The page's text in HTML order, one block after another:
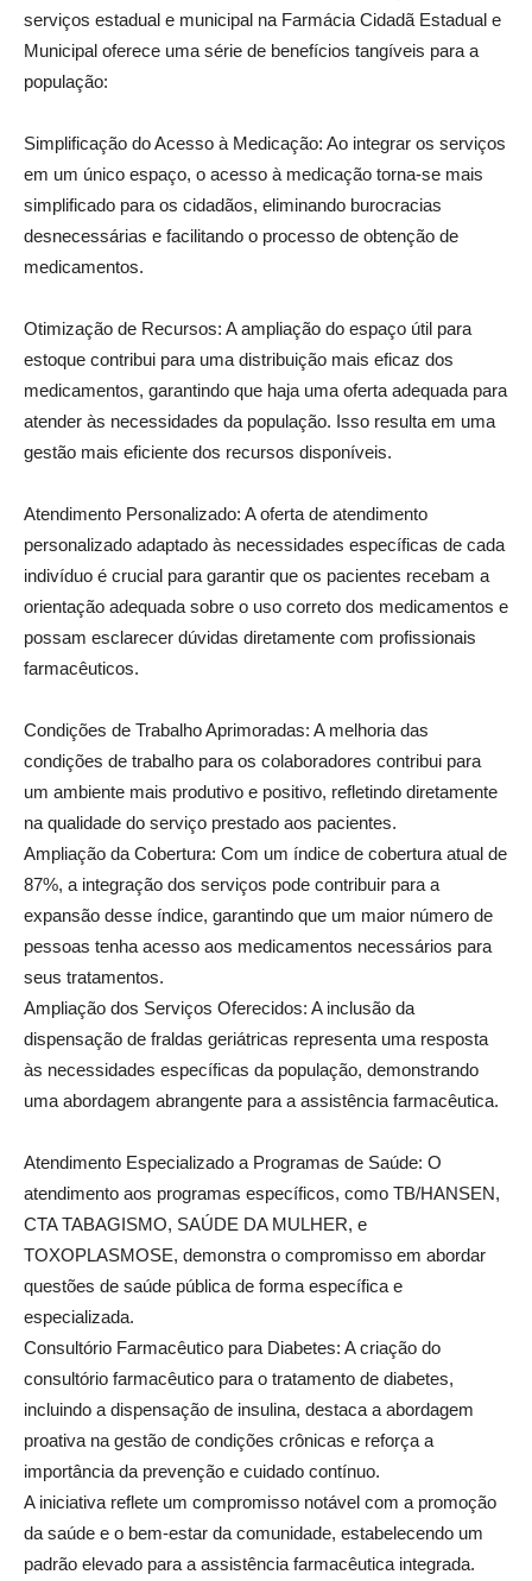
serviços estadual e municipal na Farmácia Cidadã Estadual e
Municipal oferece uma série de benefícios tangíveis para a
população:
Simplificação do Acesso à Medicação: Ao integrar os serviços
em um único espaço, o acesso à medicação torna-se mais
simplificado para os cidadãos, eliminando burocracias
desnecessárias e facilitando o processo de obtenção de
medicamentos.
Otimização de Recursos: A ampliação do espaço útil para
estoque contribui para uma distribuição mais eficaz dos
medicamentos, garantindo que haja uma oferta adequada para
atender às necessidades da população. Isso resulta em uma
gestão mais eficiente dos recursos disponíveis.
Atendimento Personalizado: A oferta de atendimento
personalizado adaptado às necessidades específicas de cada
indivíduo é crucial para garantir que os pacientes recebam a
orientação adequada sobre o uso correto dos medicamentos e
possam esclarecer dúvidas diretamente com profissionais
farmacêuticos.
Condições de Trabalho Aprimoradas: A melhoria das
condições de trabalho para os colaboradores contribui para
um ambiente mais produtivo e positivo, refletindo diretamente
na qualidade do serviço prestado aos pacientes.
Ampliação da Cobertura: Com um índice de cobertura atual de
87%, a integração dos serviços pode contribuir para a
expansão desse índice, garantindo que um maior número de
pessoas tenha acesso aos medicamentos necessários para
seus tratamentos.
Ampliação dos Serviços Oferecidos: A inclusão da
dispensação de fraldas geriátricas representa uma resposta
às necessidades específicas da população, demonstrando
uma abordagem abrangente para a assistência farmacêutica.
Atendimento Especializado a Programas de Saúde: O
atendimento aos programas específicos, como TB/HANSEN,
CTA TABAGISMO, SAÚDE DA MULHER, e
TOXOPLASMOSE, demonstra o compromisso em abordar
questões de saúde pública de forma específica e
especializada.
Consultório Farmacêutico para Diabetes: A criação do
consultório farmacêutico para o tratamento de diabetes,
incluindo a dispensação de insulina, destaca a abordagem
proativa na gestão de condições crônicas e reforça a
importância da prevenção e cuidado contínuo.
A iniciativa reflete um compromisso notável com a promoção
da saúde e o bem-estar da comunidade, estabelecendo um
padrão elevado para a assistência farmacêutica integrada.